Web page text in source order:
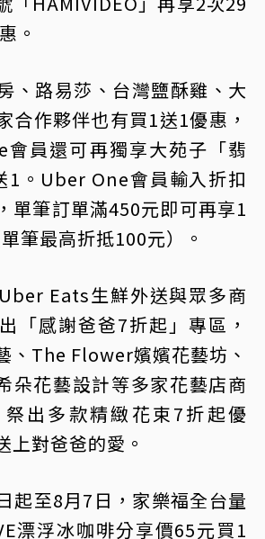
。
、路易莎、台灣鹽酥雞、大
合作夥伴也有買1送1優惠，
員還可再獨享大苑子「翡
1。Uber One會員輸入折扣
單筆訂單滿450元即可再享1
筆最高折抵100元）。
Eats生鮮外送與眾多商
「感謝爸爸7折起」專區，
、The Flower嬪嬪花藝坊、
花藝設計等多家花藝店商
出多款精緻花束7折起優
上對爸爸的愛。
起至8月7日，家樂福全台量
漂浮冰咖啡分享價65元買1